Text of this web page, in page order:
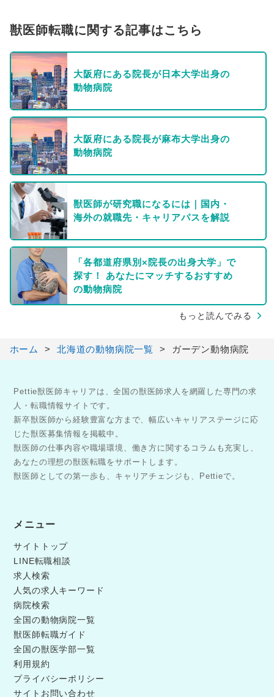
獣医師転職に関する記事はこちら
大阪府にある院長が日本大学出身の
動物病院
大阪府にある院長が麻布大学出身の
動物病院
獣医師が研究職になるには｜国内・
海外の就職先・キャリアパスを解説
「各都道府県別×院長の出身大学」で
探す！ あなたにマッチするおすすめ
の動物病院
もっと読んでみる
ホーム 北海道の動物病院一覧 ガーデン動物病院
Pettie獣医師キャリアは、全国の獣医師求人を網羅した専門の求
人・転職情報サイトです。
新卒獣医師から経験豊富な方まで、幅広いキャリアステージに応
じた獣医募集情報を掲載中。
獣医師の仕事内容や職場環境、働き方に関するコラムも充実し、
あなたの理想の獣医転職をサポートします。
獣医師としての第一歩も、キャリアチェンジも、Pettieで。
メニュー
サイトトップ
LINE転職相談
求人検索
人気の求人キーワード
病院検索
全国の動物病院一覧
獣医師転職ガイド
全国の獣医学部一覧
利用規約
プライバシーポリシー
サイトお問い合わせ